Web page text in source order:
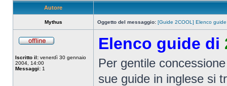
Autore
Mythus Oggetto del messaggio: [Guide 2COOL] Elenco
Iscritto il: venerdì 30 gennaio
2004, 14:00
Messaggi: 1
Elenco guide di
Per gentile
sue guide in inglese si